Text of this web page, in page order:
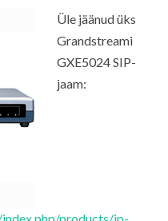
Üle jäänud üks
Grandstreami
GXE5024 SIP-
jaam: